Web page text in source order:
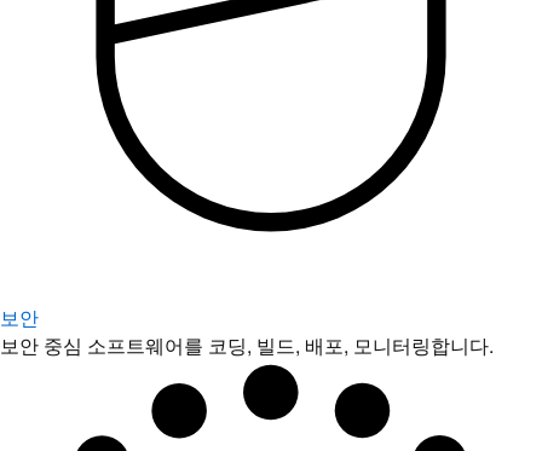
보안
보안 중심 소프트웨어를 코딩, 빌드, 배포, 모니터링합니다.